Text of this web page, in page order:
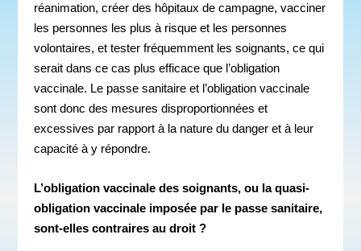
réanimation, créer des hôpitaux de campagne, vacciner
les personnes les plus à risque et les personnes
volontaires, et tester fréquemment les soignants, ce qui
serait dans ce cas plus efficace que l’obligation
vaccinale. Le passe sanitaire et l’obligation vaccinale
sont donc des mesures disproportionnées et
excessives par rapport à la nature du danger et à leur
capacité à y répondre.
L’obligation vaccinale des soignants, ou la quasi-
obligation vaccinale imposée par le passe sanitaire,
sont-elles contraires au droit ?